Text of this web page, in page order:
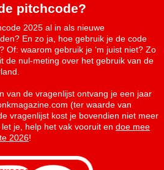
pitchcode?
2025 al in als nieuwe
En zo ja, hoe gebruik je de code
Of: waarom gebruik je ‘m juist niet? Zo
de nul-meting over het gebruik van de
van de vragenlijst ontvang je een jaar
(ter waarde van
vragenlijst kost je bovendien niet meer
je, help het vak vooruit en doe mee
2026!